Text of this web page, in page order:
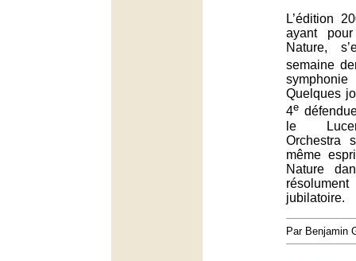
L’édition
ayant
Nature,
semaine
Quelques
4e
le
Orchestra
même
Nature
jubilatoire.
Par Benjamin